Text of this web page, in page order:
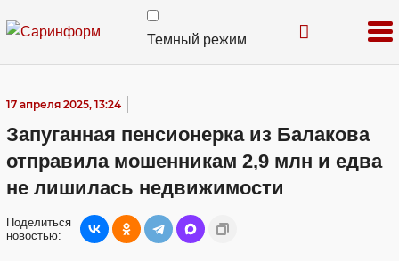
Темный режим
17 апреля 2025, 13:24
Запуганная пенсионерка из Балакова
отправила мошенникам 2,9 млн и едва
не лишилась недвижимости
Поделиться
новостью: